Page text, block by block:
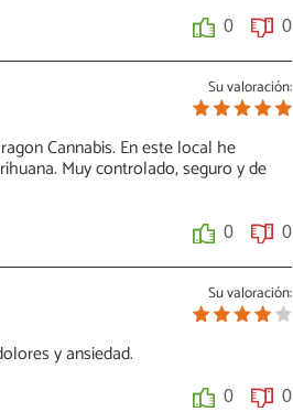
0 0
Su valoración:
Cannabis. En este local he
Muy controlado, seguro y de
0 0
Su valoración:
y ansiedad.
0 0